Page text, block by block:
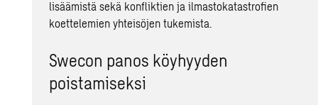
lisäämistä sekä konfliktien ja ilmastokatastrofien
koettelemien yhteisöjen tukemista.
Swecon panos köyhyyden
poistamiseksi